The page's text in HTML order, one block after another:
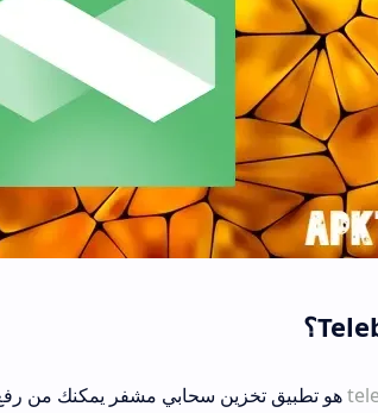
سحابي مشفر يمكنك من رفع ونقل ومشاركة